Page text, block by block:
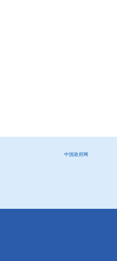
中国政府网